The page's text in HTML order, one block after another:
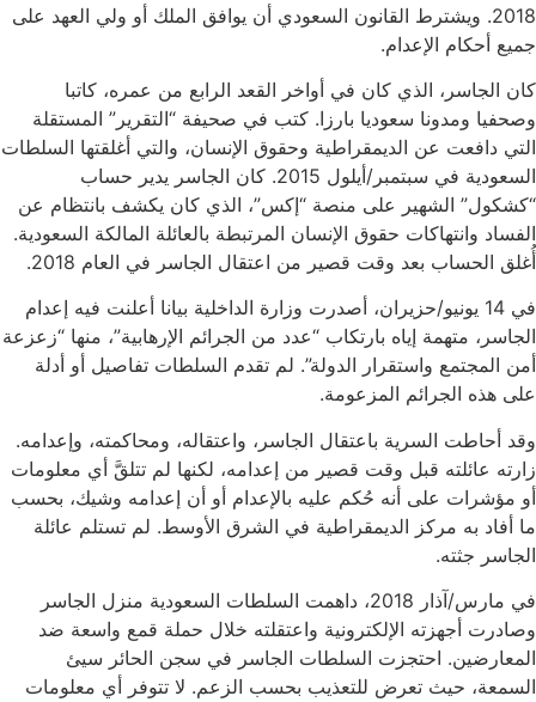
2018. ويشترط القانون السعودي أن يوافق الملك أو ولي العهد على
جميع أحكام الإعدام.
كان الجاسر، الذي كان في أواخر القعد الرابع من عمره، كاتبا
وصحفيا ومدونا سعوديا بارزا. كتب في صحيفة “التقرير” المستقلة
التي دافعت عن الديمقراطية وحقوق الإنسان، والتي أغلقتها السلطات
السعودية في سبتمبر/أيلول 2015. كان الجاسر يدير حساب
“كشكول” الشهير على منصة “إكس”، الذي كان يكشف بانتظام عن
الفساد وانتهاكات حقوق الإنسان المرتبطة بالعائلة المالكة السعودية.
أُغلق الحساب بعد وقت قصير من اعتقال الجاسر في العام 2018.
في 14 يونيو/حزيران، أصدرت وزارة الداخلية بيانا أعلنت فيه إعدام
الجاسر، متهمة إياه بارتكاب “عدد من الجرائم الإرهابية”، منها “زعزعة
أمن المجتمع واستقرار الدولة”. لم تقدم السلطات تفاصيل أو أدلة
على هذه الجرائم المزعومة.
وقد أحاطت السرية باعتقال الجاسر، واعتقاله، ومحاكمته، وإعدامه.
زارته عائلته قبل وقت قصير من إعدامه، لكنها لم تتلقَّ أي معلومات
أو مؤشرات على أنه حُكم عليه بالإعدام أو أن إعدامه وشيك، بحسب
ما أفاد به مركز الديمقراطية في الشرق الأوسط. لم تستلم عائلة
الجاسر جثته.
في مارس/آذار 2018، داهمت السلطات السعودية منزل الجاسر
وصادرت أجهزته الإلكترونية واعتقلته خلال حملة قمع واسعة ضد
المعارضين. احتجزت السلطات الجاسر في سجن الحائر سيئ
السمعة، حيث تعرض للتعذيب بحسب الزعم. لا تتوفر أي معلومات